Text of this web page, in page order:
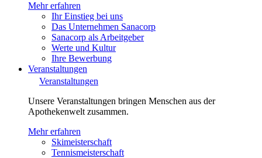
Mehr erfahren
Ihr Einstieg bei uns
Das Unternehmen Sanacorp
Sanacorp als Arbeitgeber
Werte und Kultur
Ihre Bewerbung
Veranstaltungen
Veranstaltungen
Unsere Veranstaltungen bringen Menschen aus der
Apothekenwelt zusammen.
Mehr erfahren
Skimeisterschaft
Tennismeisterschaft